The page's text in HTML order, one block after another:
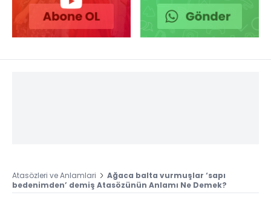
Atasözleri ve Anlamlari
Ağaca balta vurmuşlar ‘sapı
bedenimden’ demiş Atasözünün Anlamı Ne Demek?